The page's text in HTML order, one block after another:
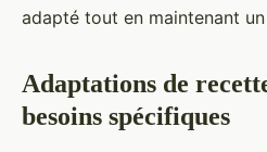
adapté tout en maintenant
Adaptations de
besoins spécifiques